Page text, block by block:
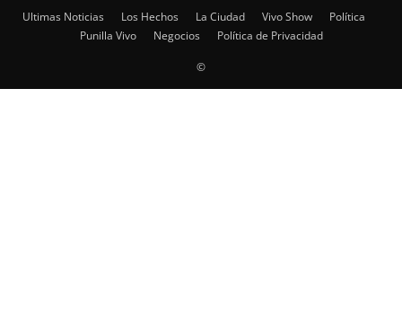
Ultimas Noticias Los Hechos La Ciudad Vivo Show
Política
Punilla Vivo
Negocios Política de Privacidad
©